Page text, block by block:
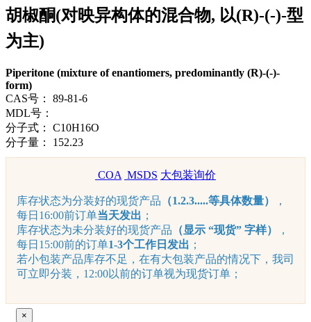
胡椒酮(对映异构体的混合物, 以(R)-(-)-型
为主)
Piperitone (mixture of enantiomers, predominantly (R)-(-)-
form)
CAS号：
89-81-6
MDL号：
分子式：
C10H16O
分子量：
152.23
COA MSDS 大包装询价
库存状态为分装好的现货产品 （1.2.3.....等具体数量）
，
每日16:00前订单当天发出 ；
库存状态为未分装好的现货产品 （显示 “现货” 字样）
，
每日15:00前的订单1-3个工作日发出 ；
若小包装产品库存不足，在有大包装产品的情况下，我司
可立即分装，12:00以前的订单视为现货订单；
×